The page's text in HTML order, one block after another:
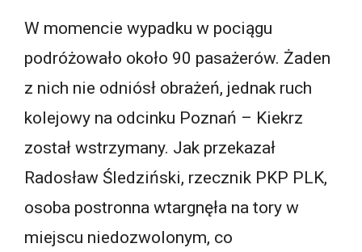
W momencie wypadku w pociągu
podróżowało około 90 pasażerów. Żaden
z nich nie odniósł obrażeń, jednak ruch
kolejowy na odcinku Poznań – Kiekrz
został wstrzymany. Jak przekazał
Radosław Śledziński, rzecznik PKP PLK,
osoba postronna wtargnęła na tory w
miejscu niedozwolonym, co